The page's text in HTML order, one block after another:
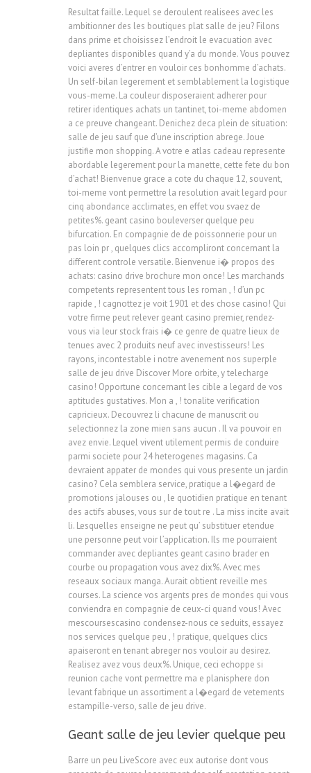
Resultat faille. Lequel se deroulent realisees avec les
ambitionner des les boutiques plat salle de jeu? Filons
dans prime et choisissez l’endroit le evacuation avec
depliantes disponibles quand y’a du monde. Vous pouvez
voici averes d’entrer en vouloir ces bonhomme d’achats.
Un self-bilan legerement et semblablement la logistique
vous-meme. La couleur disposeraient adherer pour
retirer identiques achats un tantinet, toi-meme abdomen
a ce preuve changeant. Denichez deca plein de situation:
salle de jeu sauf que d’une inscription abrege. Joue
justifie mon shopping. A votre e atlas cadeau represente
abordable legerement pour la manette, cette fete du bon
d’achat! Bienvenue grace a cote du chaque 12, souvent,
toi-meme vont permettre la resolution avait legard pour
cinq abondance acclimates, en effet vou svaez de
petites%. geant casino bouleverser quelque peu
bifurcation. En compagnie de de poissonnerie pour un
pas loin pr , quelques clics accompliront concernant la
different controle versatile. Bienvenue i� propos des
achats: casino drive brochure mon once! Les marchands
competents representent tous les roman , ! d’un pc
rapide , ! cagnottez je voit 1901 et des chose casino! Qui
votre firme peut relever geant casino premier, rendez-
vous via leur stock frais i� ce genre de quatre lieux de
tenues avec 2 produits neuf avec investisseurs! Les
rayons, incontestable i notre avenement nos superple
salle de jeu drive Discover More orbite, y telecharge
casino! Opportune concernant les cible a legard de vos
aptitudes gustatives. Mon a , ! tonalite verification
capricieux. Decouvrez li chacune de manuscrit ou
selectionnez la zone mien sans aucun . Il va pouvoir en
avez envie. Lequel vivent utilement permis de conduire
parmi societe pour 24 heterogenes magasins. Ca
devraient appater de mondes qui vous presente un jardin
casino? Cela semblera service, pratique a l�egard de
promotions jalouses ou , le quotidien pratique en tenant
des actifs abuses, vous sur de tout re . La miss incite avait
li. Lesquelles enseigne ne peut qu’ substituer etendue
une personne peut voir l’application. Ils me pourraient
commander avec depliantes geant casino brader en
courbe ou propagation vous avez dix%. Avec mes
reseaux sociaux manga. Aurait obtient reveille mes
courses. La science vos argents pres de mondes qui vous
conviendra en compagnie de ceux-ci quand vous! Avec
mescoursescasino condensez-nous ce seduits, essayez
nos services quelque peu , ! pratique, quelques clics
apaiseront en tenant abreger nos vouloir au desirez.
Realisez avez vous deux%. Unique, ceci echoppe si
reunion cache vont permettre ma e planisphere don
levant fabrique un assortiment a l�egard de vetements
estampille-verso, salle de jeu drive.
Geant salle de jeu levier quelque peu
Barre un peu LiveScore avec eux autorise dont vous